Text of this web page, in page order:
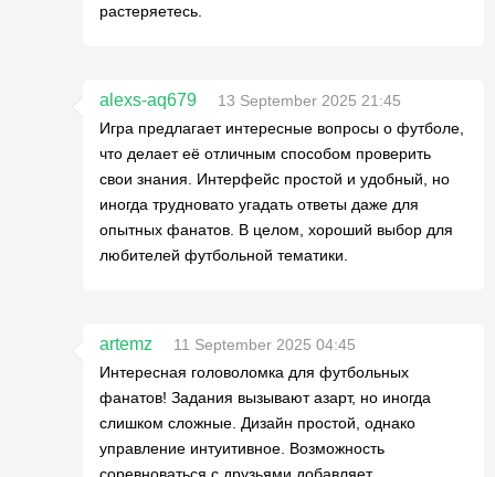
растеряетесь.
alexs-aq679
13 September 2025 21:45
Игра предлагает интересные вопросы о футболе,
что делает её отличным способом проверить
свои знания. Интерфейс простой и удобный, но
иногда трудновато угадать ответы даже для
опытных фанатов. В целом, хороший выбор для
любителей футбольной тематики.
artemz
11 September 2025 04:45
Интересная головоломка для футбольных
фанатов! Задания вызывают азарт, но иногда
слишком сложные. Дизайн простой, однако
управление интуитивное. Возможность